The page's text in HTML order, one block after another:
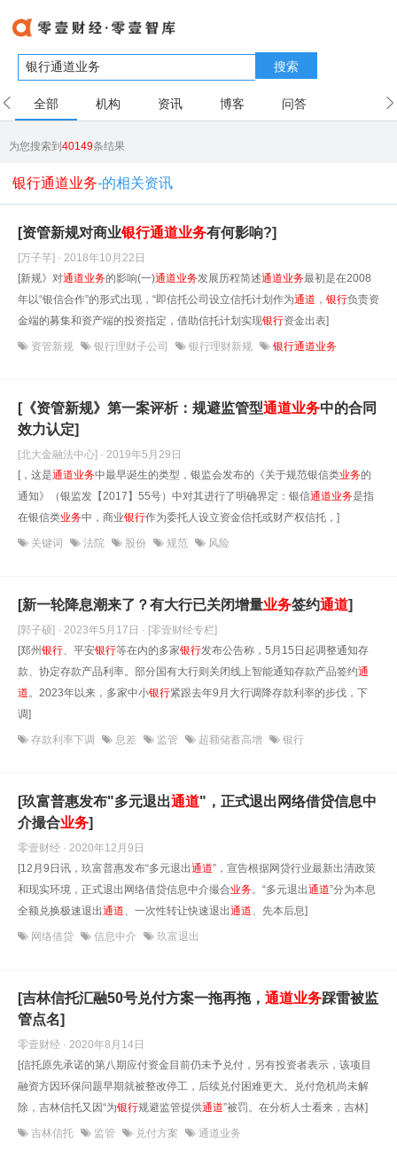
搜索
全部 机构 资讯 博客 问答
为您搜索到40149条结果
银行通道业务-的相关资讯
[资管新规对商业银行通道业务有何影响?]
[万子芊] · 2018年10月22日
[新规》对通道业务的影响(一)通道业务发展历程简述通道业务最初是在2008
年以“银信合作”的形式出现，“即信托公司设立信托计划作为通道 ， 银行负责资
金端的募集和资产端的投资指定，借助信托计划实现银行资金出表]
资管新规 银行理财子公司 银行理财新规 银行通道业务
[《资管新规》第一案评析：规避监管型通道业务中的合同
效力认定]
[北大金融法中心] · 2019年5月29日
[，这是通道业务中最早诞生的类型，银监会发布的《关于规范银信类业务的
通知》（银监发【2017】55号）中对其进行了明确界定：银信通道业务是指
在银信类业务中，商业银行作为委托人设立资金信托或财产权信托，]
关键词 法院 股份 规范 风险
[新一轮降息潮来了？有大行已关闭增量业务签约通道]
[郭子硕] · 2023年5月17日 · [零壹财经专栏]
[郑州 银行、平安银行等在内的多家银行发布公告称，5月15日起调整通知存
款、协定存款产品利率。部分国有大行则关闭线上智能通知存款产品签约通
道。2023年以来，多家中小银行紧跟去年9月大行调降存款利率的步伐，下
调]
存款利率下调 息差 监管 超额储蓄高增 银行
[玖富普惠发布"多元退出通道"，正式退出网络借贷信息中
介撮合业务]
零壹财经 · 2020年12月9日
[12月9日讯，玖富普惠发布“多元退出通道”，宣告根据网贷行业最新出清政策
和现实环境，正式退出网络借贷信息中介撮合业务。“多元退出通道”分为本息
全额兑换极速退出通道、一次性转让快速退出通道、先本后息]
网络借贷 信息中介 玖富退出
[吉林信托汇融50号兑付方案一拖再拖， 通道业务踩雷被监
管点名]
零壹财经 · 2020年8月14日
[信托原先承诺的第八期应付资金目前仍未予兑付，另有投资者表示，该项目
融资方因环保问题早期就被整改停工，后续兑付困难更大。兑付危机尚未解
除，吉林信托又因“为银行规避监管提供通道”被罚。在分析人士看来，吉林]
吉林信托 监管 兑付方案 通道业务